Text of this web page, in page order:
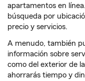
apartamentos en
búsqueda por
precio y servicios.
A menudo, también
información sobre
como del exterior de
ahorrarás tiempo y